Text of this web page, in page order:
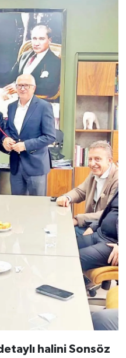
halini Sonsöz